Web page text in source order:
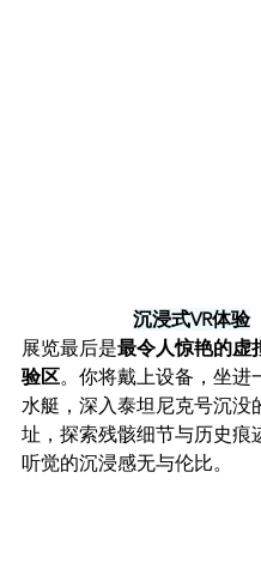
沉浸式VR体验
展览最后是最令人惊艳的虚
验区。你将戴上设备，坐进
水艇，深入泰坦尼克号沉没
址，探索残骸细节与历史痕
听觉的沉浸感无与伦比。